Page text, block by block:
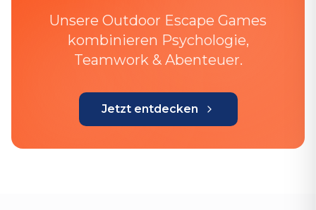
Unsere Outdoor Escape Games
kombinieren Psychologie,
Teamwork & Abenteuer.
Jetzt entdecken